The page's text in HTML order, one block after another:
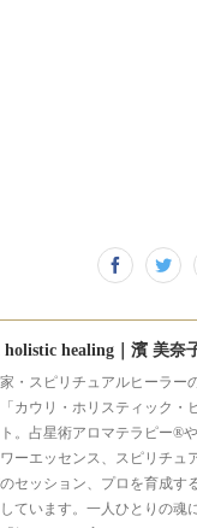
healing｜濱 美奈
・スピリチュアルヒーラー
カウリ・ホリスティック・
。占星術アロマテラピー®
ワーエッセンス、スピリチュ
セッション、プロを育成す
ています。一人ひとりの魂